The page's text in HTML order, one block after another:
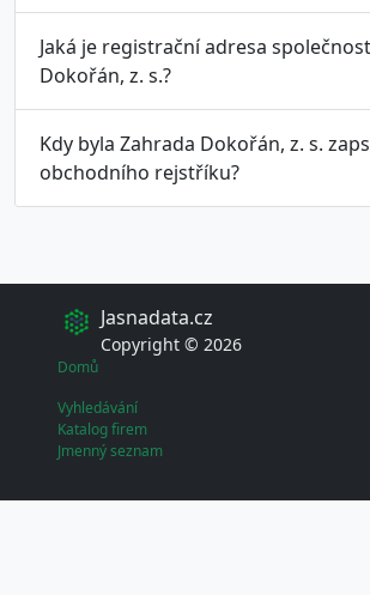
Jaká je registrační adresa
Dokořán, z. s.?
Kdy byla Zahrada Dokořán, z. s.
obchodního rejstříku?
Jasnadata.cz
Copyright © 2026
Domů
Vyhledávání
Katalog firem
Jmenný seznam